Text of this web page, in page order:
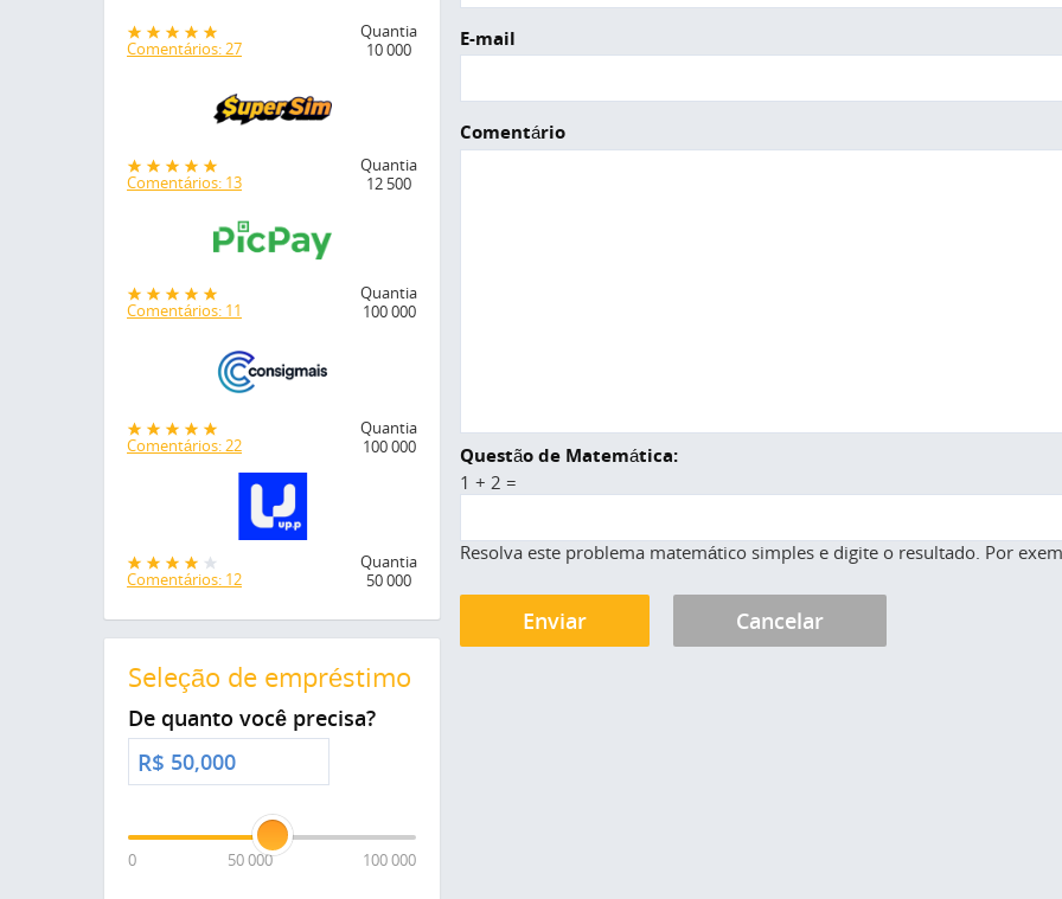
E-mail
Comentário
Questão de Matemática:
1 + 2 =
Resolva este problema matemático simples e digite o resultado. Por
Comentários: 27
Quantia
10 000
Comentários: 13
Quantia
12 500
Comentários: 11
Quantia
100 000
Comentários: 22
Quantia
100 000
Comentários: 12
Quantia
50 000
Seleção de empréstimo
De quanto você precisa?
R$
0 50 000 100 000